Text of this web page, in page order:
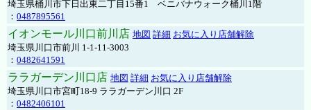
埼玉県桶川市下日出東二丁目15番1 ベニバナウォーク桶川1階
： 0487895561
イオンモール川口前川店 地図 詳細 お気に入り店舗解除
埼玉県川口市前川 1-1-11-3003
： 0482641591
ララガーデン川口店 地図 詳細 お気に入り店舗解除
埼玉県川口市宮町18-9 ララガーデン川口 2F
： 0482406101